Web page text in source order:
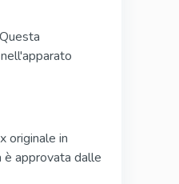
originale in
è approvata dalle